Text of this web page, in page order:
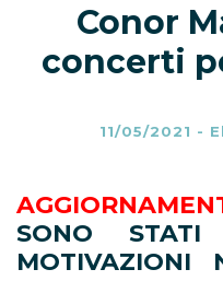
Conor
concerti
11/05/2021 -
SONO STATI
MOTIVAZIONI